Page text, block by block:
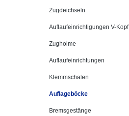
Zugdeichseln
Auflaufeinrichtigungen V-Kopf
Zugholme
Auflaufeinrichtungen
Klemmschalen
Auflageböcke
Bremsgestänge